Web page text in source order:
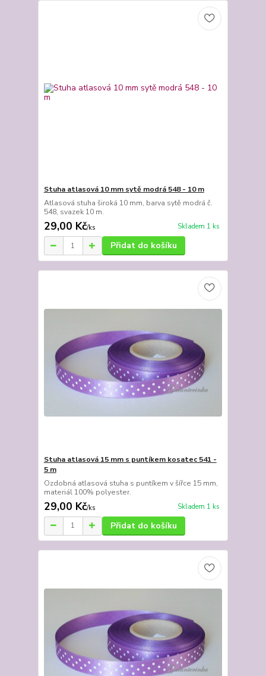
Stuha atlasová 10 mm sytě modrá 548 - 10 m
Atlasová stuha široká 10 mm, barva sytě modrá č.
548, svazek 10 m.
29,00 Kč/ks Skladem 1 ks
Přidat do košíku
Stuha atlasová 15 mm s puntíkem kosatec 541 -
5 m
Ozdobná atlasová stuha s puntíkem v šířce 15 mm,
materiál 100% polyester.
29,00 Kč/ks Skladem 1 ks
Přidat do košíku